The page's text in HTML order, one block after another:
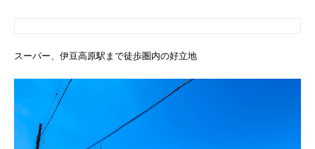
スーパー、伊豆高原駅まで徒歩圏内の好立地